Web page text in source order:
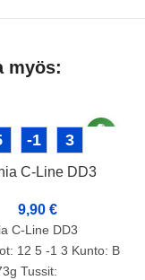
myös:
-1 3
C-Line DD3
9,90€
C-Line DD3
12 5 -1 3 Kunto: B
Tussit: